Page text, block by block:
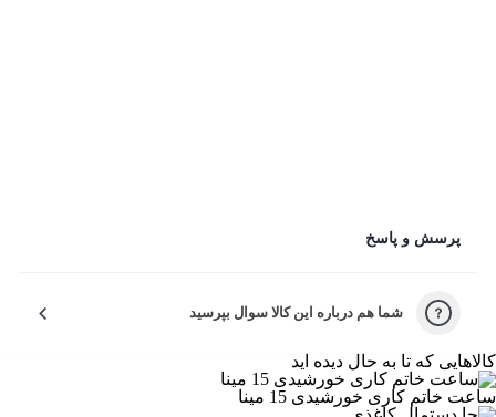
کاربر پارس کالا
دیدگاه شما در صفحه محصول با عنوان کاربر پارس کالا نمایش داده
می‌شود
ارسال با نام شما
دیدگاه شما در صفحه محصول با نام کاربر نمایش داده می‌شود
پرسش و پاسخ
شما هم درباره این کالا سوال بپرسید
کالاهایی که تا به حال دیده اید
ساعت خاتم کاری خورشیدی 15 مینا